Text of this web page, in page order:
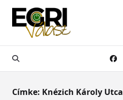
Skip
content
Címke: Knézich Károly Utca